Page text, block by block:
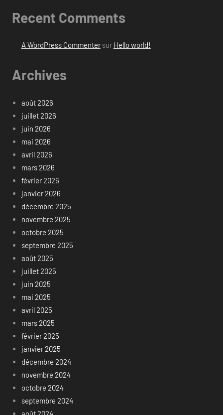
Recent Comments
A WordPress Commentersur Hello world!
Archives
août 2026
juillet 2026
juin 2026
mai 2026
avril 2026
mars 2026
février 2026
janvier 2026
décembre 2025
novembre 2025
octobre 2025
septembre 2025
août 2025
juillet 2025
juin 2025
mai 2025
avril 2025
mars 2025
février 2025
janvier 2025
décembre 2024
novembre 2024
octobre 2024
septembre 2024